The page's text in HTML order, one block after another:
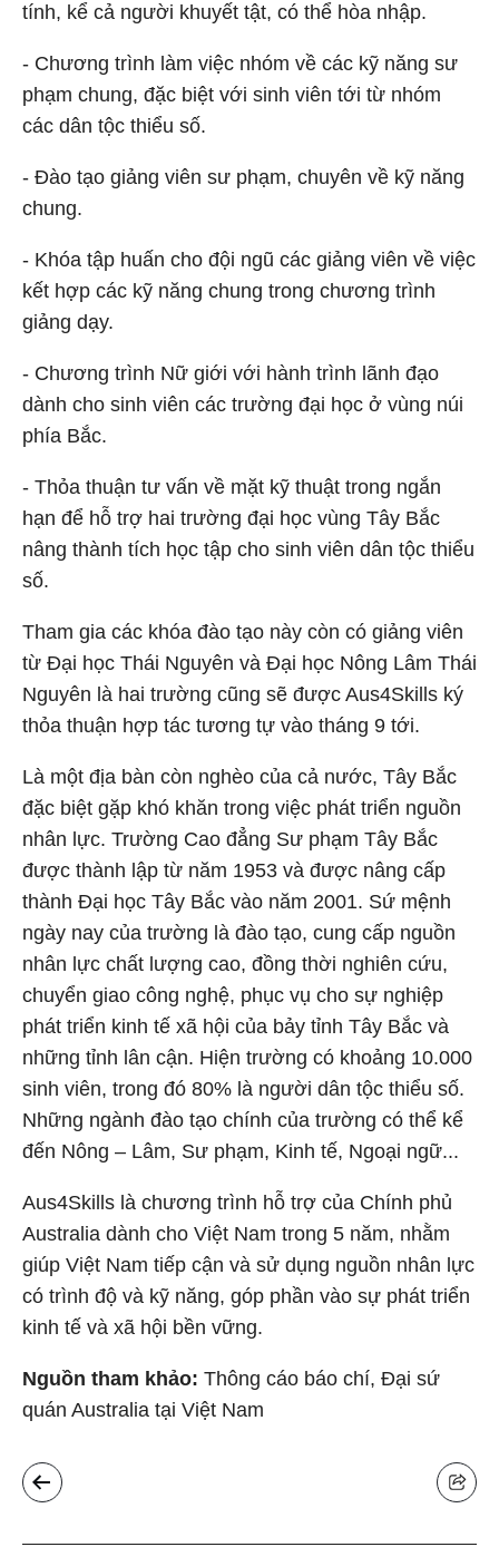
tính, kể cả người khuyết tật, có thể hòa nhập.
- Chương trình làm việc nhóm về các kỹ năng sư
phạm chung, đặc biệt với sinh viên tới từ nhóm
các dân tộc thiểu số.
- Đào tạo giảng viên sư phạm, chuyên về kỹ năng
chung.
- Khóa tập huấn cho đội ngũ các giảng viên về việc
kết hợp các kỹ năng chung trong chương trình
giảng dạy.
- Chương trình Nữ giới với hành trình lãnh đạo
dành cho sinh viên các trường đại học ở vùng núi
phía Bắc.
- Thỏa thuận tư vấn về mặt kỹ thuật trong ngắn
hạn để hỗ trợ hai trường đại học vùng Tây Bắc
nâng thành tích học tập cho sinh viên dân tộc thiểu
số.
Tham gia các khóa đào tạo này còn có giảng viên
từ Đại học Thái Nguyên và Đại học Nông Lâm Thái
Nguyên là hai trường cũng sẽ được Aus4Skills ký
thỏa thuận hợp tác tương tự vào tháng 9 tới.
Là một địa bàn còn nghèo của cả nước, Tây Bắc
đặc biệt gặp khó khăn trong việc phát triển nguồn
nhân lực. Trường Cao đẳng Sư phạm Tây Bắc
được thành lập từ năm 1953 và được nâng cấp
thành Đại học Tây Bắc vào năm 2001. Sứ mệnh
ngày nay của trường là đào tạo, cung cấp nguồn
nhân lực chất lượng cao, đồng thời nghiên cứu,
chuyển giao công nghệ, phục vụ cho sự nghiệp
phát triển kinh tế xã hội của bảy tỉnh Tây Bắc và
những tỉnh lân cận. Hiện trường có khoảng 10.000
sinh viên, trong đó 80% là người dân tộc thiểu số.
Những ngành đào tạo chính của trường có thể kể
đến Nông – Lâm, Sư phạm, Kinh tế, Ngoại ngữ...
Aus4Skills là chương trình hỗ trợ của Chính phủ
Australia dành cho Việt Nam trong 5 năm, nhằm
giúp Việt Nam tiếp cận và sử dụng nguồn nhân lực
có trình độ và kỹ năng, góp phần vào sự phát triển
kinh tế và xã hội bền vững.
Nguồn tham khảo: Thông cáo báo chí, Đại sứ
quán Australia tại Việt Nam